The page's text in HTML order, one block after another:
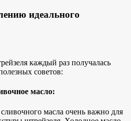
идеального
каждый раз получалась
советов:
масло:
масла очень важно для